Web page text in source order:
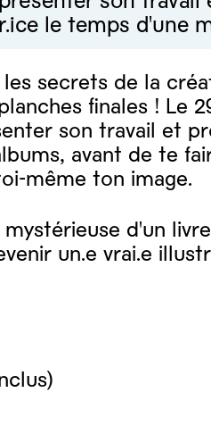
le temps d'une
secrets de la
finales ! Le
son travail et
avant de te
même ton image.
d'un
un.e vrai.e